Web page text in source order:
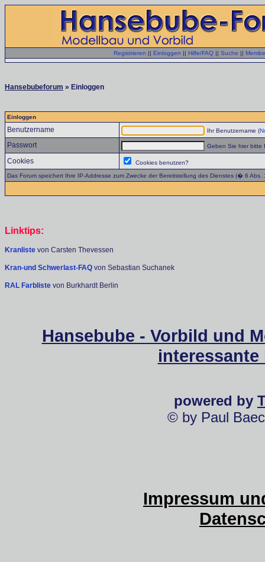
Registrieren || Einloggen || Hilfe/FAQ || Suche ||
Hansebubeforum » Einloggen
Einloggen
Benutzername Ihr Benutzername (
Passwort Geben Sie hier bitte
Cookies
Cookies benutzen?
Das Forum speichert Ihre IP-Addresse zum Zwecke der Bereitstellung des Dienstes (� 6
Linktips:
Kranliste von Carsten Thevessen
Kran-und Schwerlast-FAQ von Sebastian Suchanek
RAL Farbliste von Burkhardt Berlin
Hansebube - Vorbild und
powered by
© by Paul
Impressum